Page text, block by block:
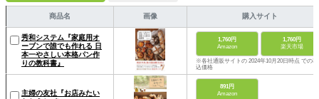
商品名 画像 購入サイト
秀和システム『家庭用オ
ーブンで誰でも作れる 日
本一やさしい本格パン作
りの教科書』
1,760円
Amazon
1,760円
楽天市場
※各社通販サイトの 2024年10月20日時点 での税
込価格
主婦の友社『お店みたい
891円
Amazon